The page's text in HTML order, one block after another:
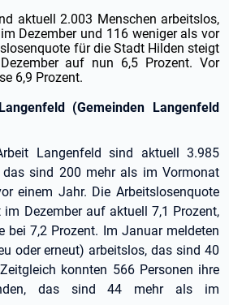
aktuell 2.003 Menschen arbeitslos,
Dezember und 116 weniger als vor
für die Stadt Hilden steigt
auf nun 6,5 Prozent. Vor
6,9 Prozent.
(Gemeinden Langenfeld
Langenfeld sind aktuell 3.985
das sind 200 mehr als im Vormonat
einem Jahr. Die Arbeitslosenquote
Dezember auf aktuell 7,1 Prozent,
bei 7,2 Prozent. Im Januar meldeten
oder erneut) arbeitslos, das sind 40
konnten 566 Personen ihre
das sind 44 mehr als im